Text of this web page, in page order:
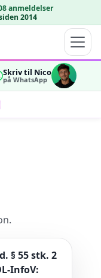
anmeldelser
2014
Skriv til Nico
på WhatsApp
§ 55 stk. 2
InfoV: